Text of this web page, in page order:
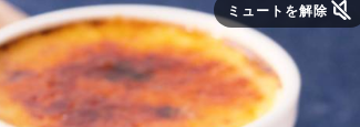
ミュートを解除